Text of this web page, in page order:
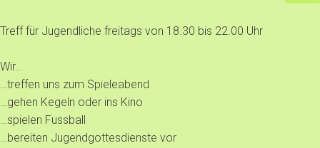
Treff für Jugendliche freitags von 18.30 bis 22.00 Uhr
Wir…
…treffen uns zum Spieleabend
…gehen Kegeln oder ins Kino
…spielen Fussball
…bereiten Jugendgottesdienste vor